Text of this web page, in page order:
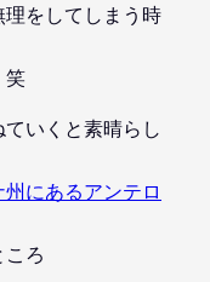
をしてしまう時
笑
いくと素晴らし
にあるアンテロ
ろ